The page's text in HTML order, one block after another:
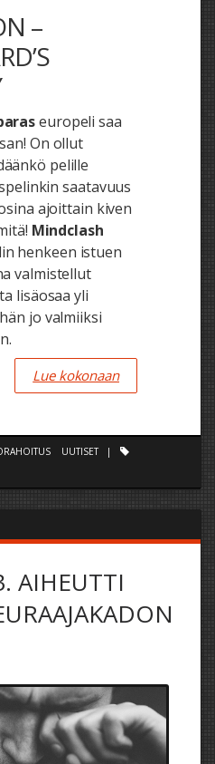
–
europeli saa
On ollut
pelille
saatavuus
ajoittain kiven
Mindclash
henkeen istuen
valmistellut
lisäosaa yli
jo valmiiksi
Lue kokonaan
UUTISET
|
AIHEUTTI